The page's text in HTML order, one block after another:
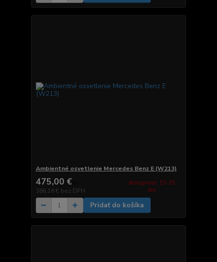
Ambientné osvetlenie Mercedes Benz E (W213)
475,00 €
386,18 € bez DPH
dostupnosť: 15-25
dní
Pridať do košíka